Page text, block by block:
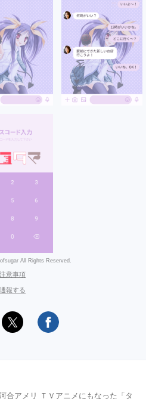
All Rights Reserved.
注意事項
通報する
合アメリ ＴＶアニメにもなった「タ